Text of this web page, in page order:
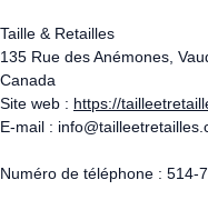
Taille & Retailles
135 Rue des Anémones,
Canada
Site web : https://
E-mail : info@
Numéro de téléphone : 514-